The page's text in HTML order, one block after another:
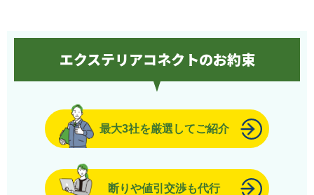
エクステリアコネクトのお約束
最大3社を厳選してご紹介
断りや値引交渉も代行